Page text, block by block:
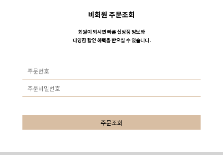
비회원 주문조회
회원이 되시면 빠른 신상품 정보와
다양한 할인 혜택을 받으실 수 있습니다.
주문조회